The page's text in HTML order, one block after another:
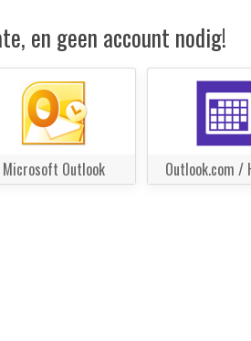
en geen account nodig!
Microsoft Outlook Outlook.com /